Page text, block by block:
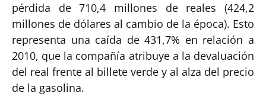
pérdida de 710,4 millones de reales (424,2
millones de dólares al cambio de la época). Esto
representa una caída de 431,7% en relación a
2010, que la compañía atribuye a la devaluación
del real frente al billete verde y al alza del precio
de la gasolina.